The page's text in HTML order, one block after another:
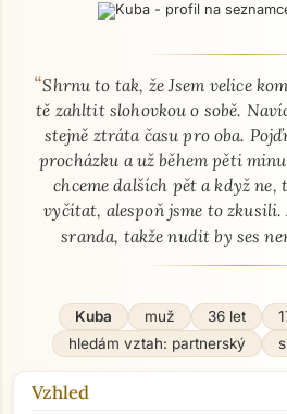
O mně - seznamka profil
“Shrnu to tak, že Jsem velice
tě zahltit slohovkou o sobě.
stejně ztráta času pro oba.
procházku a už během pěti
chceme dalších pět a když
vyčítat, alespoň jsme to zkusili.
sranda, takže nudit by ses
Kuba muž 36 let
hledám vztah: partnerský
Vzhled